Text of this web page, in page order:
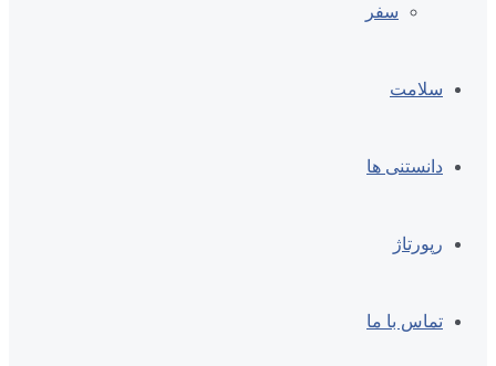
سفر
سلامت
دانستنی ها
رپورتاژ
تماس با ما